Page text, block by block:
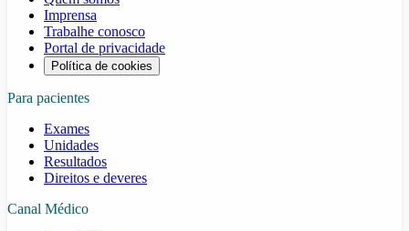
Imprensa
Trabalhe conosco
Portal de privacidade
Política de cookies
Para pacientes
Exames
Unidades
Resultados
Direitos e deveres
Canal Médico